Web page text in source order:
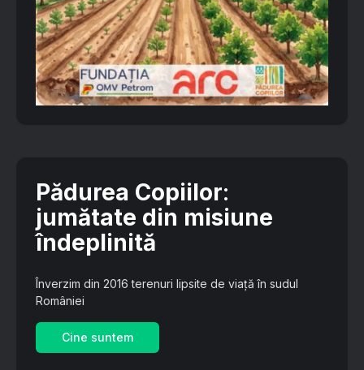
Pădurea Copiilor:
jumătate din misiune
îndeplinită
Înverzim din 2016 terenuri lipsite de viață în sudul
României
Cine suntem